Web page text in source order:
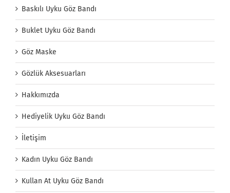
Baskılı Uyku Göz Bandı
Buklet Uyku Göz Bandı
Göz Maske
Gözlük Aksesuarları
Hakkımızda
Hediyelik Uyku Göz Bandı
İletişim
Kadın Uyku Göz Bandı
Kullan At Uyku Göz Bandı